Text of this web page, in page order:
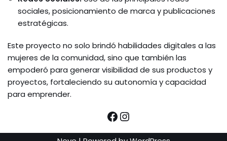
sociales, posicionamiento de marca y publicaciones
estratégicas.
Este proyecto no solo brindó habilidades digitales a las
mujeres de la comunidad, sino que también las
empoderó para generar visibilidad de sus productos y
proyectos, fortaleciendo su autonomía y capacidad
para emprender.